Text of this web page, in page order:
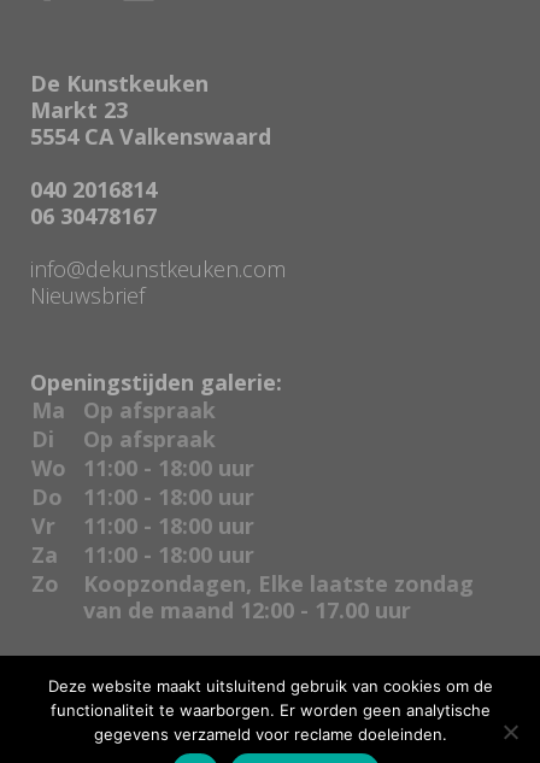
De Kunstkeuken
Markt 23
5554 CA Valkenswaard
040 2016814
06 30478167
info@dekunstkeuken.com
Nieuwsbrief
Openingstijden galerie:
Ma
Op afspraak
Di
Op afspraak
Wo
11:00 - 18:00 uur
Do
11:00 - 18:00 uur
Vr
11:00 - 18:00 uur
Za
11:00 - 18:00 uur
Zo
Koopzondagen, Elke laatste zondag
van de maand 12:00 - 17.00 uur
Deze website maakt uitsluitend gebruik van cookies om de
functionaliteit te waarborgen. Er worden geen analytische
gegevens verzameld voor reclame doeleinden.